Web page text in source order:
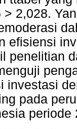
2,028.
efisiensi
penelitian
investasi
pada
periode